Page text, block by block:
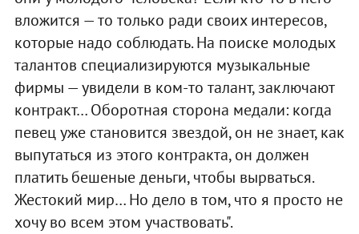
вложится — то только ради своих интересов,
которые надо соблюдать. На поиске молодых
талантов специализируются музыкальные
фирмы — увидели в ком-то талант, заключают
контракт… Оборотная сторона медали: когда
певец уже становится звездой, он не знает, как
выпутаться из этого контракта, он должен
платить бешеные деньги, чтобы вырваться.
Жестокий мир… Но дело в том, что я просто не
хочу во всем этом участвовать".